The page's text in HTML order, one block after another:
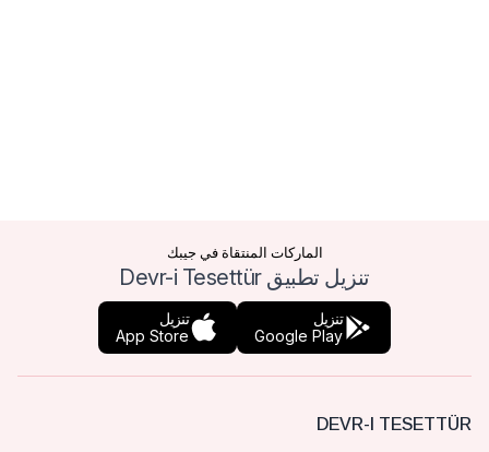
الماركات المنتقاة في جيبك
تنزيل تطبيق Devr-i Tesettür
تنزيل
Google Play
تنزيل
App Store
DEVR-I TESETTÜR